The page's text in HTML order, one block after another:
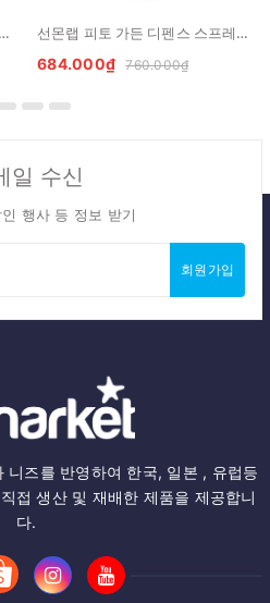
선몬랩 피토 워터 디펜스 선 스프레이 150ml PGA phyto water defense sun spray xit chong nang golf 선몬랩 피토 가든 디펜스 스프레이 150ml PGA phyto garden defense sun spray
684.000₫ 760.000₫
일 수신
행사 등 정보 받기
회원가입
니즈를 반영하여 한국, 일본 , 유럽등
접 생산 및 재배한 제품을 제공합니
다.